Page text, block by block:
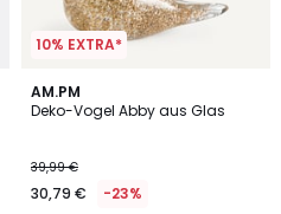
10% EXTRA*
AM.PM
Deko-Vogel Abby aus Glas
39,99 €
30,79 € -23%
4,7
/ 5